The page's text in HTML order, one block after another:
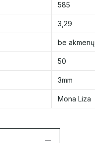
585
3,29
be akmenų
50
3mm
Mona Liza